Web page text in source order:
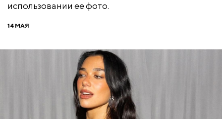
использовании ее фото.
14 МАЯ